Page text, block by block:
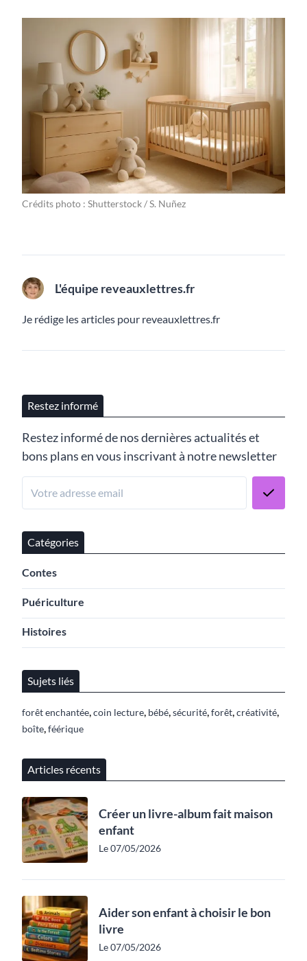
Crédits photo : Shutterstock / S. Nuñez
L'équipe reveauxlettres.fr
Je rédige les articles pour reveauxlettres.fr
Restez informé
Restez informé de nos dernières actualités et
bons plans en vous inscrivant à notre newsletter
Catégories
Contes
Puériculture
Histoires
Sujets liés
forêt enchantée,coin lecture, bébé,sécurité,forêt,créativité,
boîte,féérique
Articles récents
Créer un livre-album fait maison
enfant
Le 07/05/2026
Aider son enfant à choisir le bon
livre
Le 07/05/2026